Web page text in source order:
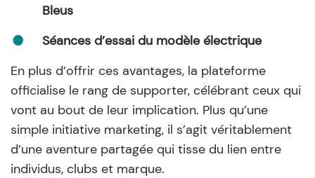
Bleus
Séances d’essai du modèle électrique
En plus d’offrir ces avantages, la plateforme
officialise le rang de supporter, célébrant ceux qui
vont au bout de leur implication. Plus qu’une
simple initiative marketing, il s’agit véritablement
d’une aventure partagée qui tisse du lien entre
individus, clubs et marque.